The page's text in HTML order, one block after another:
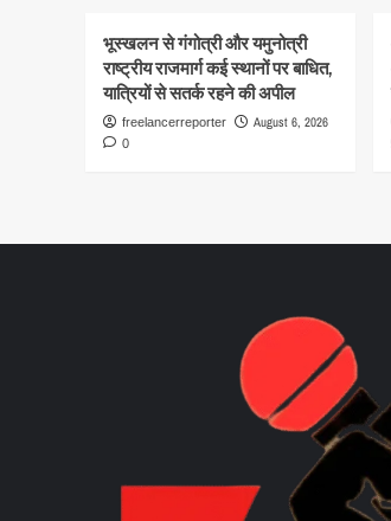
भूस्खलन से गंगोत्री और यमुनोत्री
राष्ट्रीय राजमार्ग कई स्थानों पर बाधित,
यात्रियों से सतर्क रहने की अपील
freelancerreporter August 6, 2026
0